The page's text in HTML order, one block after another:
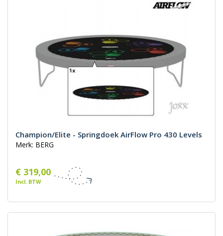
Champion/Elite - Springdoek AirFlow Pro 430 Levels
Merk: BERG
€ 319,00
Incl. BTW